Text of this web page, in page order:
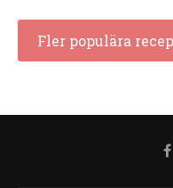
Fler populära